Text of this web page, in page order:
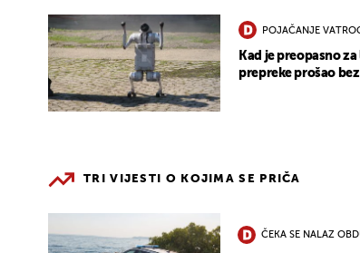
POJAČANJE
Kad je preopasno
prepreke prošao
TRI VIJESTI O KOJIMA SE PRIČA
ČEKA SE NALAZ